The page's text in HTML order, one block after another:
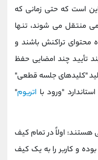
است که حتی زمانی که
منتقل می ‌شوند، تنها
محتوای تراکنش باشند و
تأیید چند امضایی حفظ
"کلیدهای جلسه قطعی"
"ورود با اتریوم"
هستند: اولاً در تمام کیف
بوده و کاربر را به یک کیف‌